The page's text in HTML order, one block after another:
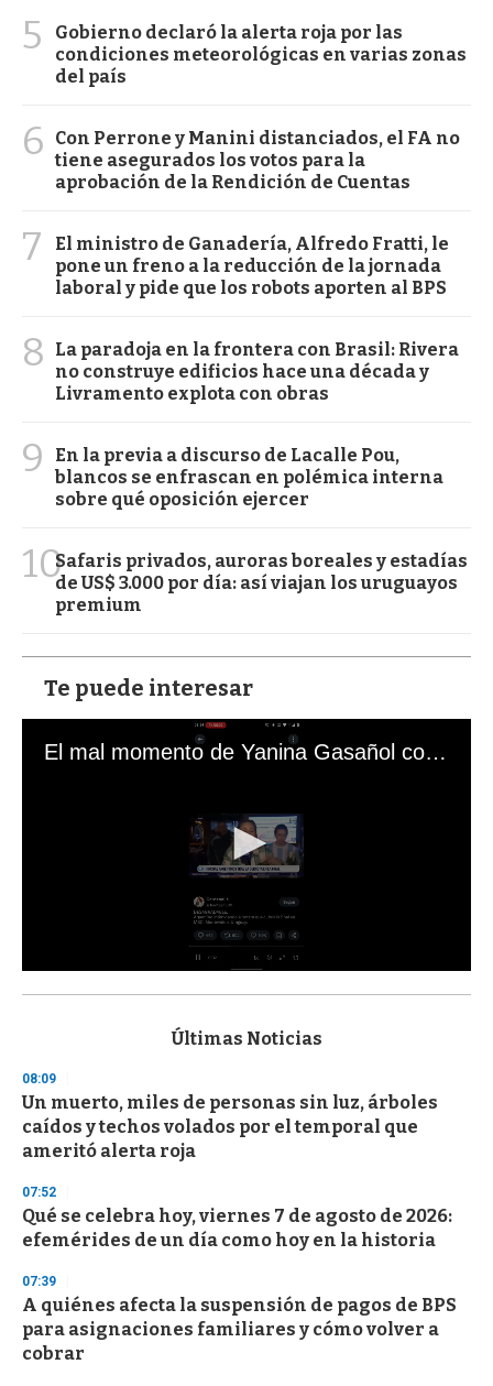
5
Gobierno declaró la alerta roja por las
condiciones meteorológicas en varias zonas
del país
6
Con Perrone y Manini distanciados, el FA no
tiene asegurados los votos para la
aprobación de la Rendición de Cuentas
7
El ministro de Ganadería, Alfredo Fratti, le
pone un freno a la reducción de la jornada
laboral y pide que los robots aporten al BPS
8
La paradoja en la frontera con Brasil: Rivera
no construye edificios hace una década y
Livramento explota con obras
9
En la previa a discurso de Lacalle Pou,
blancos se enfrascan en polémica interna
sobre qué oposición ejercer
10Safaris privados, auroras boreales y estadías
de US$ 3.000 por día: así viajan los uruguayos
premium
Te puede interesar
El mal momento de Yanina Gasañol con un hincha argentino en "Subrayado"
s
d
s
o
f
3
s
e
c
o
d
s
Últimas Noticias
08:09
Un muerto, miles de personas sin luz, árboles
caídos y techos volados por el temporal que
ameritó alerta roja
07:52
Qué se celebra hoy, viernes 7 de agosto de 2026:
efemérides de un día como hoy en la historia
07:39
A quiénes afecta la suspensión de pagos de BPS
para asignaciones familiares y cómo volver a
cobrar